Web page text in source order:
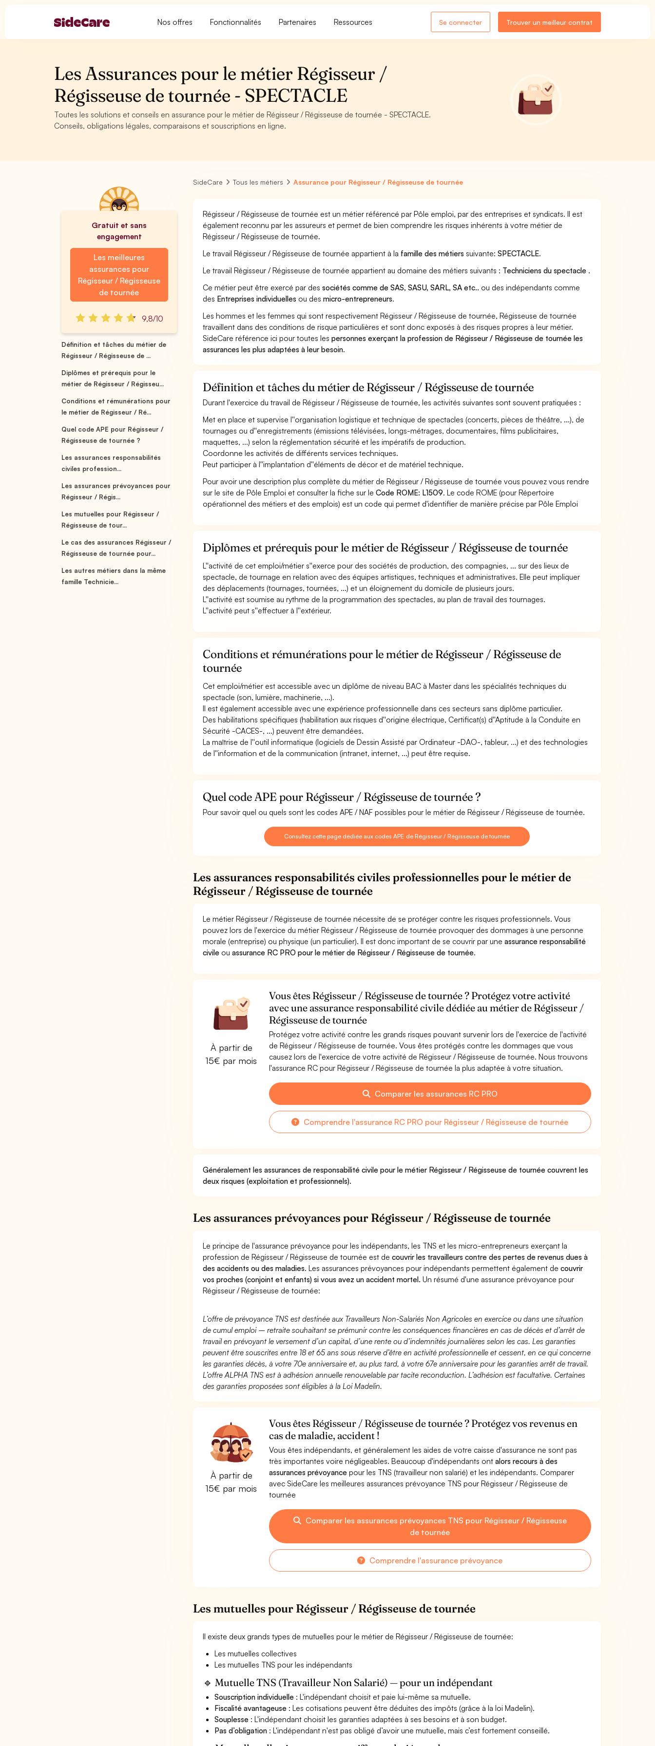
Nos offres Fonctionnalités Partenaires Ressources Se connecter Trouver un meilleur contrat
Les Assurances pour le métier Régisseur /
Régisseuse de tournée - SPECTACLE
Toutes les solutions et conseils en assurance pour le métier de Régisseur / Régisseuse de tournée - SPECTACLE.
Conseils, obligations légales, comparaisons et souscriptions en ligne.
Gratuit et sans
engagement
Les meilleures
assurances pour
Régisseur / Régisseuse
de tournée
9,8/10
Définition et tâches du métier de
Régisseur / Régisseuse de ...
Diplômes et prérequis pour le
métier de Régisseur / Régisseu...
Conditions et rémunérations pour
le métier de Régisseur / Ré...
Quel code APE pour Régisseur /
Régisseuse de tournée ?
Les assurances responsabilités
civiles profession...
Les assurances prévoyances pour
Régisseur / Régis...
Les mutuelles pour Régisseur /
Régisseuse de tour...
Le cas des assurances Régisseur /
Régisseuse de tournée pour...
Les autres métiers dans la même
famille Technicie...
SideCare Tous les métiers Assurance pour Régisseur / Régisseuse de tournée
Régisseur / Régisseuse de tournée est un métier référencé par Pôle emploi, par des entreprises et syndicats. Il est
également reconnu par les assureurs et permet de bien comprendre les risques inhérents à votre métier de
Régisseur / Régisseuse de tournée.
Le travail Régisseur / Régisseuse de tournée appartient à la famille des métiers suivante:SPECTACLE.
Le travail Régisseur / Régisseuse de tournée appartient au domaine des métiers suivants : Techniciens du spectacle .
Ce métier peut être exercé par dessociétés comme de SAS, SASU, SARL, SA etc.. ou des indépendants comme
des Entreprises individuelles ou desmicro-entrepreneurs.
Les hommes et les femmes qui sont respectivement Régisseur / Régisseuse de tournée, Régisseuse de tournée
travaillent dans des conditions de risque particulières et sont donc exposés à des risques propres à leur métier.
SideCare référence ici pour toutes lespersonnes exerçant la profession de Régisseur / Régisseuse de tournée les
assurances les plus adaptées à leur besoin.
Définition et tâches du métier de Régisseur / Régisseuse de tournée
Durant l'exercice du travail de Régisseur / Régisseuse de tournée, les activités suivantes sont souvent pratiquées :
Met en place et supervise l''organisation logistique et technique de spectacles (concerts, pièces de théâtre, ...), de
tournages ou d''enregistrements (émissions télévisées, longs-métrages, documentaires, films publicitaires,
maquettes, ...) selon la réglementation sécurité et les impératifs de production.
Coordonne les activités de différents services techniques.
Peut participer à l''implantation d''éléments de décor et de matériel technique.
Pour avoir une description plus complète du métier de Régisseur / Régisseuse de tournée vous pouvez vous rendre
sur le site de Pôle Emploi et consulter la fiche sur leCode ROME: L1509. Le code ROME (pour Répertoire
opérationnel des métiers et des emplois) est un code qui permet d'identifier de manière précise par Pôle Emploi
Diplômes et prérequis pour le métier de Régisseur / Régisseuse de tournée
L''activité de cet emploi/métier s''exerce pour des sociétés de production, des compagnies, ... sur des lieux de
spectacle, de tournage en relation avec des équipes artistiques, techniques et administratives. Elle peut impliquer
des déplacements (tournages, tournées, ...) et un éloignement du domicile de plusieurs jours.
L''activité est soumise au rythme de la programmation des spectacles, au plan de travail des tournages.
L''activité peut s''effectuer à l''extérieur.
Conditions et rémunérations pour le métier de Régisseur / Régisseuse de
tournée
Cet emploi/métier est accessible avec un diplôme de niveau BAC à Master dans les spécialités techniques du
spectacle (son, lumière, machinerie, ...).
Il est également accessible avec une expérience professionnelle dans ces secteurs sans diplôme particulier.
Des habilitations spécifiques (habilitation aux risques d''origine électrique, Certificat(s) d''Aptitude à la Conduite en
Sécurité -CACES-, ...) peuvent être demandées.
La maîtrise de l''outil informatique (logiciels de Dessin Assisté par Ordinateur -DAO-, tableur, ...) et des technologies
de l''information et de la communication (intranet, internet, ...) peut être requise.
Quel code APE pour Régisseur / Régisseuse de tournée ?
Pour savoir quel ou quels sont les codes APE / NAF possibles pour le métier de Régisseur / Régisseuse de tournée.
Consultez cette page dédiée aux codes APE de Régisseur / Régisseuse de tournée
Les assurances responsabilités civiles professionnelles pour le métier de
Régisseur / Régisseuse de tournée
Le métier Régisseur / Régisseuse de tournée nécessite de se protéger contre les risques professionnels. Vous
pouvez lors de l'exercice du métier Régisseur / Régisseuse de tournée provoquer des dommages à une personne
morale (entreprise) ou physique (un particulier). Il est donc important de se couvrir par uneassurance responsabilité
civile ouassurance RC PRO pour le métier de Régisseur / Régisseuse de tournée.
À partir de
15€ par mois
Vous êtes Régisseur / Régisseuse de tournée ? Protégez votre activité
avec une assurance responsabilité civile dédiée au métier de Régisseur /
Régisseuse de tournée
Protégez votre activité contre les grands risques pouvant survenir lors de l'exercice de l'activité
de Régisseur / Régisseuse de tournée. Vous êtes protégés contre les dommages que vous
causez lors de l'exercice de votre activité de Régisseur / Régisseuse de tournée. Nous trouvons
l'assurance RC pour Régisseur / Régisseuse de tournée la plus adaptée à votre situation.
Comparer les assurances RC PRO
Comprendre l'assurance RC PRO pour Régisseur / Régisseuse de tournée
Généralement les assurances de responsabilité civile pour le métier Régisseur / Régisseuse de tournée couvrent les
deux risques (exploitation et professionnels).
Les assurances prévoyances pour Régisseur / Régisseuse de tournée
Le principe de l'assurance prévoyance pour les indépendants, les TNS et les micro-entrepreneurs exerçant la
profession de Régisseur / Régisseuse de tournée est decouvrir les travailleurs contre des pertes de revenus dues à
des accidents ou des maladies. Les assurances prévoyances pour indépendants permettent également decouvrir
vos proches (conjoint et enfants) si vous avez un accident mortel. Un résumé d'une assurance prévoyance pour
Régisseur / Régisseuse de tournée:
L’offre de prévoyance TNS est destinée aux Travailleurs Non-Salariés Non Agricoles en exercice ou dans une situation
de cumul emploi – retraite souhaitant se prémunir contre les conséquences financières en cas de décès et d’arrêt de
travail en prévoyant le versement d’un capital, d’une rente ou d’indemnités journalières selon les cas. Les garanties
peuvent être souscrites entre 18 et 65 ans sous réserve d’être en activité professionnelle et cessent, en ce qui concerne
les garanties décès, à votre 70e anniversaire et, au plus tard, à votre 67e anniversaire pour les garanties arrêt de travail.
L’offre ALPHA TNS est à adhésion annuelle renouvelable par tacite reconduction. L’adhésion est facultative. Certaines
des garanties proposées sont éligibles à la Loi Madelin.
À partir de
15€ par mois
Vous êtes Régisseur / Régisseuse de tournée ? Protégez vos revenus en
cas de maladie, accident !
Vous êtes indépendants, et généralement les aides de votre caisse d'assurance ne sont pas
très importantes voire négligeables. Beaucoup d'indépendants ont alors recours à des
assurances prévoyancepour les TNS (travailleur non salarié) et les indépendants. Comparer
avec SideCare les meilleures assurances prévoyance TNS pour Régisseur / Régisseuse de
tournée
Comparer les assurances prévoyances TNS pour Régisseur / Régisseuse
de tournée
Comprendre l'assurance prévoyance
Les mutuelles pour Régisseur / Régisseuse de tournée
Il existe deux grands types de mutuelles pour le métier de Régisseur / Régisseuse de tournée:
Les mutuelles collectives
Les mutuelles TNS pour les indépendants
🔹 Mutuelle TNS (Travailleur Non Salarié) — pour un indépendant
Souscription individuelle : L'indépendant choisit et paie lui-même sa mutuelle.
Fiscalité avantageuse : Les cotisations peuvent être déduites des impôts (grâce à la loi Madelin).
Souplesse : L'indépendant choisit les garanties adaptées à ses besoins et à son budget.
Pas d’obligation : L'indépendant n'est pas obligé d’avoir une mutuelle, mais c’est fortement conseillé.